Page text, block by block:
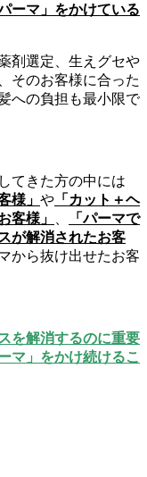
ーマ」をかけている
剤選定、生えグセや
そのお客様に合った
への負担も最小限で
てきた方の中には
様」 や 「カット＋ヘ
客様」
「パーマで
が解消されたお客
から抜け出せたお客
を解消するのに重要
マ」をかけ続けるこ